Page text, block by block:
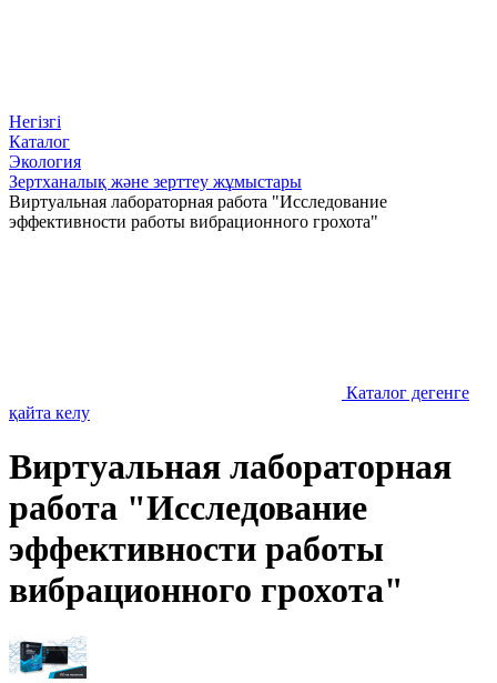
Негізгі
Каталог
Экология
Зертханалық және зерттеу жұмыстары
Виртуальная лабораторная работа "Исследование
эффективности работы вибрационного грохота"
Каталог дегенге
қайта келу
Виртуальная лабораторная
работа "Исследование
эффективности работы
вибрационного грохота"